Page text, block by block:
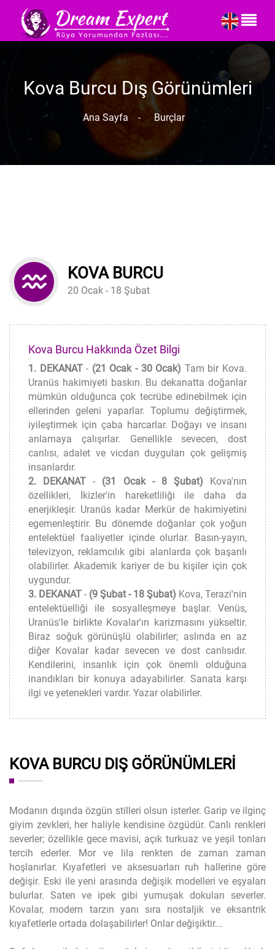
Kova Burcu Dış Görünümleri
Ana Sayfa - Burçlar
KOVA BURCU
20 Ocak - 18 Şubat
Kova Burcu Hakkında Özet Bilgi
1. DEKANAT- (21 Ocak - 30 Ocak) Tam bir Kova.
Uranüs hakimiyeti baskın. Bu dekanatta doğanlar
mümkün olduğunca çok tecrübe edinebilmek için
ellerinden geleni yaparlar. Toplumu değiştirmek,
iyileştirmek için çaba harcarlar. Doğayı ve insanı
anlamaya çalışırlar. Genellikle sevecen, dost
canlısı, adalet ve vicdan duyguları çok gelişmiş
insanlardır.
2. DEKANAT - (31 Ocak - 8 Şubat) Kova'nın
özellikleri, İkizler'in hareketliliği ile daha da
enerjikleşir. Uranüs kadar Merkür de hakimiyetini
egemenleştirir. Bu dönemde doğanlar çok yoğun
entelektüel faaliyetler içinde olurlar. Basın-yayın,
televizyon, reklamcılık gibi alanlarda çok başarılı
olabilirler. Akademik kariyer de bu kişiler için çok
uygundur.
3. DEKANAT - (9 Şubat - 18 Şubat) Kova, Terazi'nin
entelektüelliği ile sosyalleşmeye başlar. Venüs,
Uranüs'le birlikte Kovalar'ın karizmasını yükseltir.
Biraz soğuk görünüşlü olabilirler; aslında en az
diğer Kovalar kadar sevecen ve dost canlısıdır.
Kendilerini, insanlık için çok önemli olduğuna
inandıkları bir konuya adayabilirler. Sanata karşı
ilgi ve yetenekleri vardır. Yazar olabilirler.
KOVA BURCU DIŞ GÖRÜNÜMLERI
Modanın dışında özgün stilleri olsun isterler. Garip ve ilginç
giyim zevkleri, her haliyle kendisine özgüdür. Canlı renkleri
severler; özellikle gece mavisi, açık turkuaz ve yeşil tonları
tercih ederler. Mor ve lila renkten de zaman zaman
hoşlanırlar. Kıyafetleri ve aksesuarları ruh hallerine göre
değişir. Eski ile yeni arasında değişik modelleri ve eşyaları
bulurlar. Saten ve ipek gibi yumuşak dokuları severler.
Kovalar, modern tarzın yanı sıra nostaljik ve eksantrik
kıyafetlerle ortada dolaşabilirler! Onlar değişiktir...